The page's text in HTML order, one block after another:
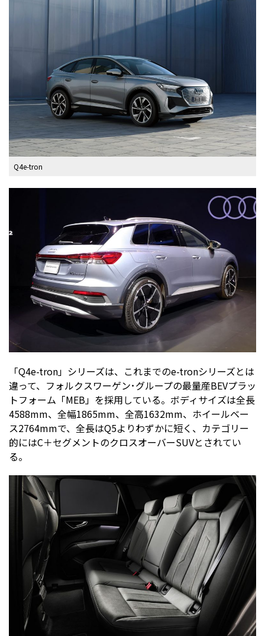
Q4e-tron
「Q4e-tron」シリーズは、これまでのe-tronシリーズとは
違って、フォルクスワーゲン･グループの最量産BEVプラッ
トフォーム「MEB」を採用している。ボディサイズは全長
4588mm、全幅1865mm、全高1632mm、ホイールベー
ス2764mmで、全長はQ5よりわずかに短く、カテゴリー
的にはC＋セグメントのクロスオーバーSUVとされてい
る。